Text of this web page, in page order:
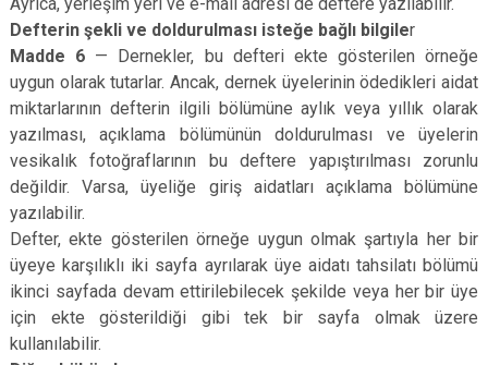
Defterin şekli ve doldurulması isteğe bağlı bilgiler
Madde 6 — Dernekler, bu defteri ekte gösterilen örneğe
uygun olarak tutarlar. Ancak, dernek üyelerinin ödedikleri aidat
miktarlarının defterin ilgili bölümüne aylık veya yıllık olarak
yazılması, açıklama bölümünün doldurulması ve üyelerin
vesikalık fotoğraflarının bu deftere yapıştırılması zorunlu
değildir. Varsa, üyeliğe giriş aidatları açıklama bölümüne
yazılabilir.
Defter, ekte gösterilen örneğe uygun olmak şartıyla her bir
üyeye karşılıklı iki sayfa ayrılarak üye aidatı tahsilatı bölümü
ikinci sayfada devam ettirilebilecek şekilde veya her bir üye
için ekte gösterildiği gibi tek bir sayfa olmak üzere
kullanılabilir.